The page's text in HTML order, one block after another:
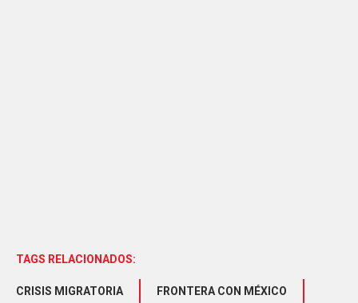
TAGS RELACIONADOS:
CRISIS MIGRATORIA
FRONTERA CON MÉXICO